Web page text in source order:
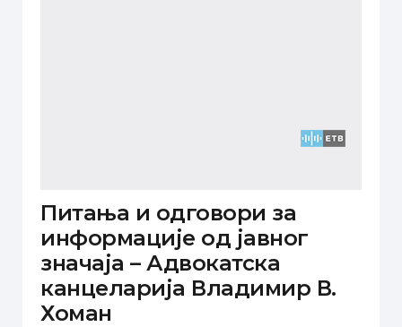
Питања и одговори за
информације од јавног
значаја – Адвокатска
канцеларија Владимир В.
Хоман